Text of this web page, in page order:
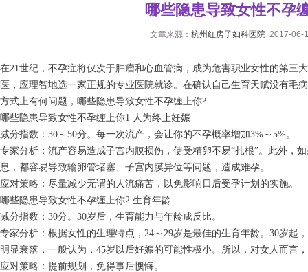
哪些隐患导致女性不孕
文章来源： 杭州红房子妇科医院 2017-06-
在21世纪，不孕症将仅次于肿瘤和心血管病，成为危害职业女性的第三
医，应理智地选一家正规的专业医院就诊。在确认自己生育天赋没有毛
方式上有何问题，哪些隐患导致女性不孕缠上你?
哪些隐患导致女性不孕缠上你1 人为终止妊娠
减分指数：30～50分。每一次流产，会让你的不孕概率增加3%～5%。
专家分析：流产容易造成子宫内膜损伤，使受精卵不易“扎根”。此外，
息，都容易导致输卵管堵塞、子宫内膜异位等问题，造成难孕。
应对策略：尽量减少无谓的人流痛苦，以免影响日后受孕计划的实施。
哪些隐患导致女性不孕缠上你2 生育年龄
减分指数：30分。30岁后，生育能力与年龄成反比。
专家分析：根据女性的生理特点，24～29岁是最佳的生育年龄。30岁起
明显衰落，一般认为，45岁以后妊娠的可能性极小。所以，对女人而言
应对策略：提前规划，免得事后懊悔。